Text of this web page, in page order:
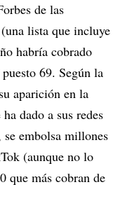
de las
lista que incluye
habría cobrado
69. Según la
aparición en la
dado a sus redes
se embolsa millones
(aunque no lo
que más cobran de